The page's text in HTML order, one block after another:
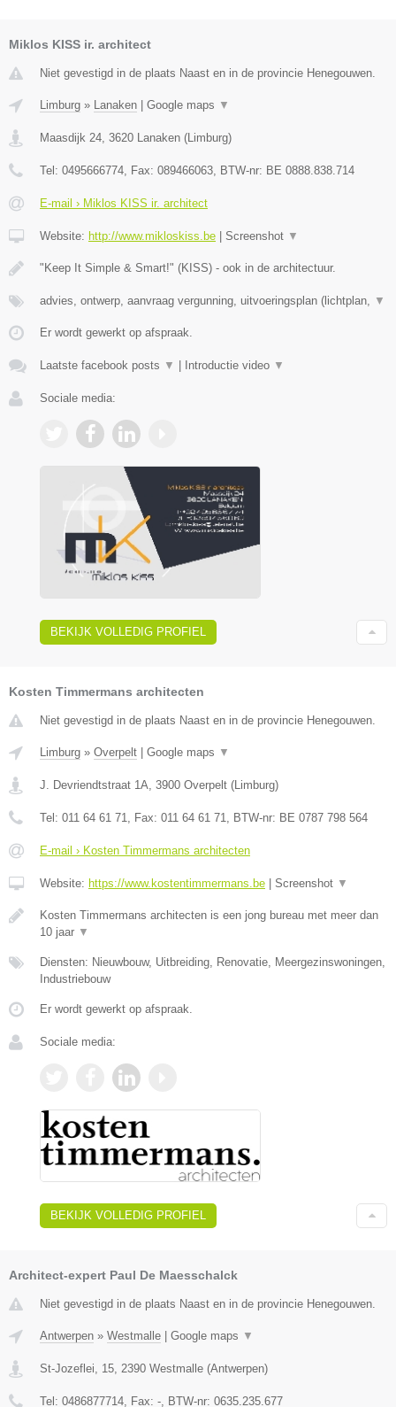
Miklos KISS ir. architect
Niet gevestigd in de plaats Naast en in de provincie Henegouwen.
Limburg » Lanaken | Google maps ▼
Maasdijk 24 3620 Lanaken (Limburg)
Tel: 0495666774 , Fax: 089466063 , BTW-nr: BE 0888.838.714
E-mail › Miklos KISS ir. architect
Website: http://www.mikloskiss.be | Screenshot ▼
"Keep It Simple & Smart!" (KISS) - ook in de architectuur.
advies, ontwerp, aanvraag vergunning, uitvoeringsplan (lichtplan, ▼
Er wordt gewerkt op afspraak.
Laatste facebook posts ▼ | Introductie video ▼
Sociale media:
BEKIJK VOLLEDIG PROFIEL
Kosten Timmermans architecten
Niet gevestigd in de plaats Naast en in de provincie Henegouwen.
Limburg » Overpelt Google maps ▼
J. Devriendtstraat 1A, 3900 Overpelt (Limburg)
Tel: 011 64 61 71, Fax: 011 64 61 71, BTW-nr: BE 0787 798 564
E-mail › Kosten Timmermans architecten
Website: https://www.kostentimmermans.be Screenshot ▼
Kosten Timmermans architecten is een jong bureau met meer dan
10 jaar ▼
Diensten: Nieuwbouw, Uitbreiding, Renovatie, Meergezinswoningen,
Industriebouw
Er wordt gewerkt op afspraak.
Sociale media:
BEKIJK VOLLEDIG PROFIEL
Architect-expert Paul De Maesschalck
Niet gevestigd in de plaats Naast en in de provincie Henegouwen.
Antwerpen » Westmalle | Google maps ▼
St-Jozeflei, 15 2390 Westmalle (Antwerpen)
Tel: 0486877714 , Fax: - , BTW-nr: 0635.235.677